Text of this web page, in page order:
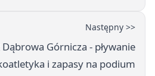
Następny >>
Górnicza - pływanie
i zapasy na podium